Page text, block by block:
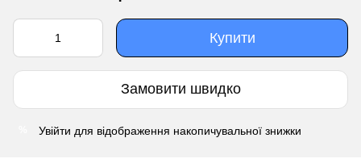
Купити
Замовити швидко
Увійти для відображення накопичувальної знижки